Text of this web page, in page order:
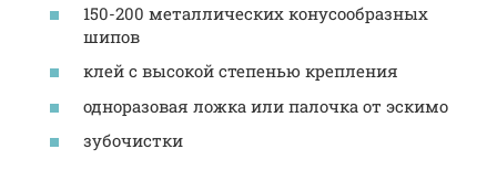
150-200 металлических конусообразных
шипов
клей с высокой степенью крепления
одноразовая ложка или палочка от эскимо
зубочистки